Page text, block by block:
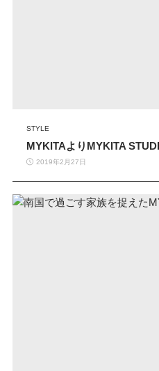
STYLE
MYKITAよりMYKITA
2019年2月27日